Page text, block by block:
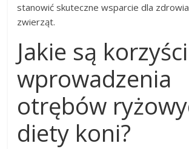
stanowić skuteczne wsparcie dla
zwierząt.
Jakie są
wprowadzenia
otrębów
diety koni?